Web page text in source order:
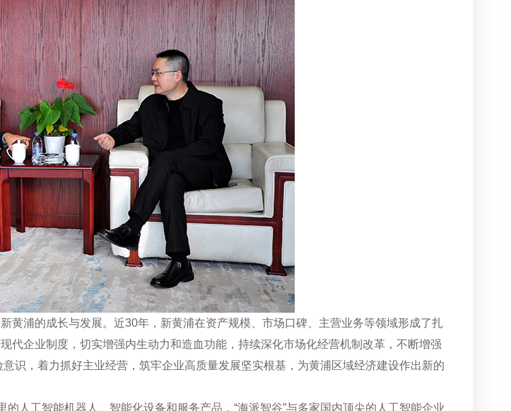
黄浦的成长与发展。近30年，新黄浦在资产规模、市场口碑、主营业务等领域形成了扎
代企业制度，切实增强内生动力和造血功能，持续深化市场化经营机制改革，不断增强
识，着力抓好主业经营，筑牢企业高质量发展坚实根基，为黄浦区域经济建设作出新的
人工智能机器人、智能化设备和服务产品，“海派智谷”与多家国内顶尖的人工智能企业